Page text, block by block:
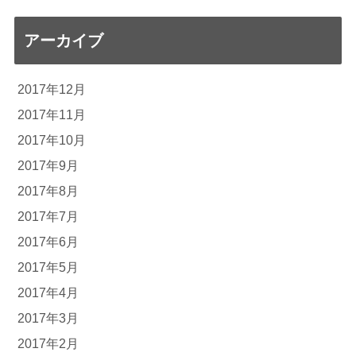
アーカイブ
2017年12月
2017年11月
2017年10月
2017年9月
2017年8月
2017年7月
2017年6月
2017年5月
2017年4月
2017年3月
2017年2月